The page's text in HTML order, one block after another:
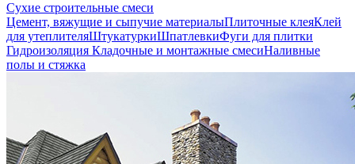
Сухие строительные смеси
Цемент, вяжущие и сыпучие материалыПлиточные клеяКлей
для утеплителяШтукатуркиШпатлевкиФуги для плитки
Гидроизоляция Кладочные и монтажные смесиНаливные
полы и стяжка